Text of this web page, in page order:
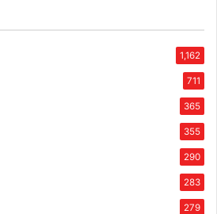
1,162
711
365
355
290
283
279